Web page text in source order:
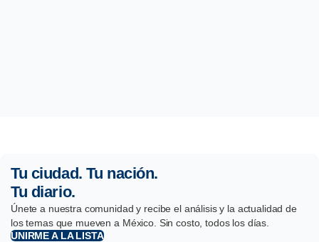
Tu ciudad. Tu nación.
Tu diario.
Únete a nuestra comunidad y recibe el análisis y la actualidad de
los temas que mueven a México. Sin costo, todos los días.
UNIRME A LA LISTA